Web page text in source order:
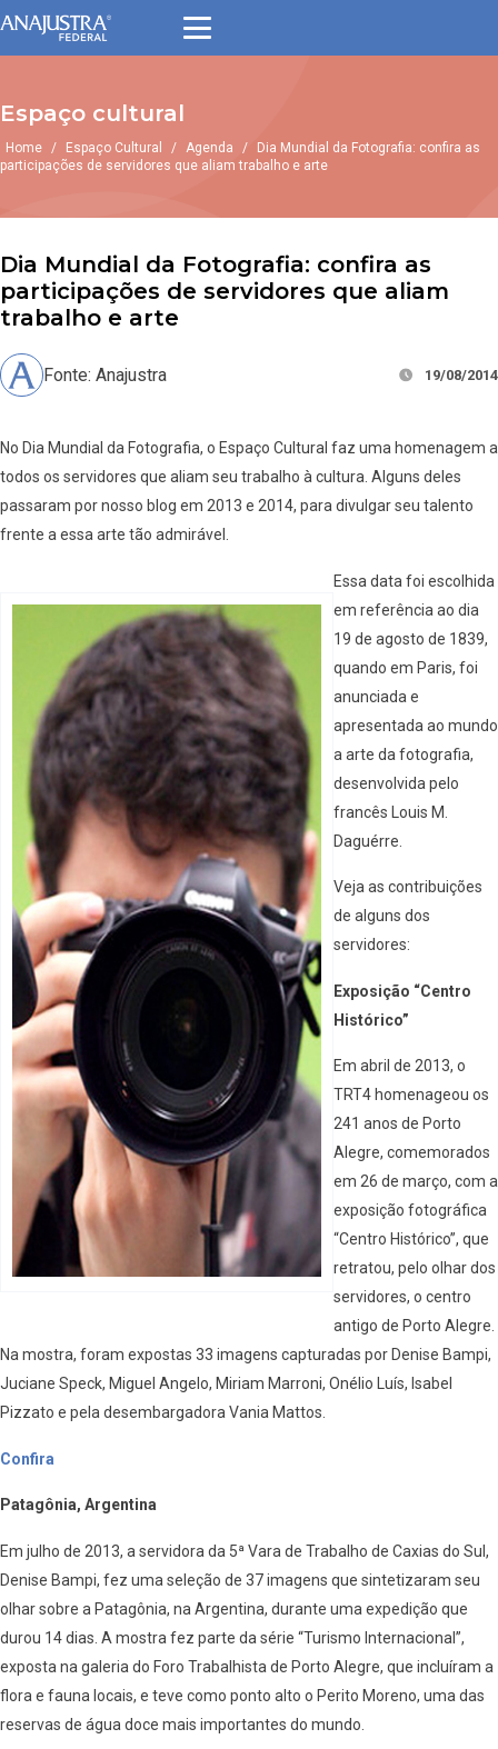
Espaço cultural
Home / Espaço Cultural / Agenda /
Dia Mundial da Fotografia: confira as
participações de servidores que aliam trabalho e arte
Dia Mundial da Fotografia: confira as
participações de servidores que aliam
trabalho e arte
Fonte: Anajustra 19/08/2014
No Dia Mundial da Fotografia, o Espaço Cultural faz uma homenagem a
todos os servidores que aliam seu trabalho à cultura. Alguns deles
passaram por nosso blog em 2013 e 2014, para divulgar seu talento
frente a essa arte tão admirável.
Essa data foi escolhida
em referência ao dia
19 de agosto de 1839,
quando em Paris, foi
anunciada e
apresentada ao mundo
a arte da fotografia,
desenvolvida pelo
francês Louis M.
Daguérre.
Veja as contribuições
de alguns dos
servidores:
Exposição “Centro
Histórico”
Em abril de 2013, o
TRT4 homenageou os
241 anos de Porto
Alegre, comemorados
em 26 de março, com a
exposição fotográfica
“Centro Histórico”, que
retratou, pelo olhar dos
servidores, o centro
antigo de Porto Alegre.
Na mostra, foram expostas 33 imagens capturadas por Denise Bampi,
Juciane Speck, Miguel Angelo, Miriam Marroni, Onélio Luís, Isabel
Pizzato e pela desembargadora Vania Mattos.
Confira
Patagônia, Argentina
Em julho de 2013, a servidora da 5ª Vara de Trabalho de Caxias do Sul,
Denise Bampi, fez uma seleção de 37 imagens que sintetizaram seu
olhar sobre a Patagônia, na Argentina, durante uma expedição que
durou 14 dias. A mostra fez parte da série “Turismo Internacional”,
exposta na galeria do Foro Trabalhista de Porto Alegre, que incluíram a
flora e fauna locais, e teve como ponto alto o Perito Moreno, uma das
reservas de água doce mais importantes do mundo.